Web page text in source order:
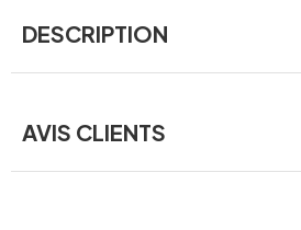
DESCRIPTION
AVIS CLIENTS